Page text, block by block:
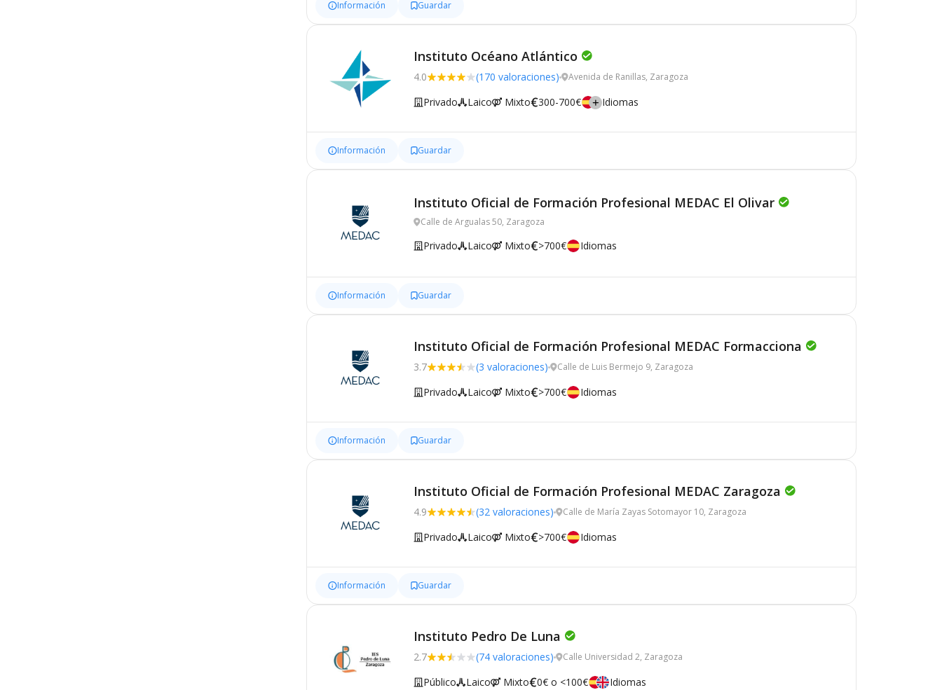
Información Guardar
Instituto Océano Atlántico
4.0 (170 valoraciones) Avenida de Ranillas, Zaragoza
Privado Laico Mixto 300-700€ Idiomas
Información Guardar
Instituto Oficial de Formación Profesional MEDAC El Olivar
Calle de Argualas 50, Zaragoza
Privado Laico Mixto >700€ Idiomas
Información Guardar
Instituto Oficial de Formación Profesional MEDAC Formacciona
3.7 (3 valoraciones) Calle de Luis Bermejo 9, Zaragoza
Privado Laico Mixto >700€ Idiomas
Información Guardar
Instituto Oficial de Formación Profesional MEDAC Zaragoza
4.9 (32 valoraciones) Calle de María Zayas Sotomayor 10, Zaragoza
Privado Laico Mixto >700€ Idiomas
Información Guardar
Instituto Pedro De Luna
2.7 (74 valoraciones) Calle Universidad 2, Zaragoza
Público Laico Mixto 0€ o <100€ Idiomas